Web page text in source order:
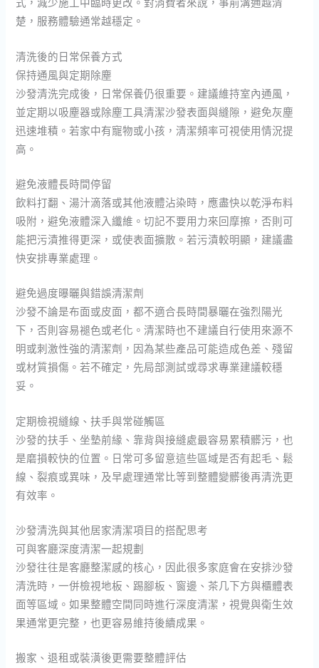
楚，服務體驗通常越穩定。
清洗後的日常保養方式
保持通風與定期除塵
沙發清洗完成後，日常保養仍很重要。建議維持室內通風，
並定期以吸塵器或除塵工具清潔沙發表面與縫隙，避免灰塵
迅速堆積。若家中有寵物或小孩，清潔頻率可視使用情況提
高。
避免液體長時間停留
飲料打翻、湯汁滴落或其他液體沾染時，應盡快以乾淨布料
吸附，避免液體深入纖維。切記不要用力來回摩擦，否則可
能把污漬推得更深，或使表面擴散。若污漬較明顯，建議盡
快安排專業處理。
避免過度曝曬與錯誤清潔劑
沙發不論是布面或皮面，都不適合長時間暴曬在強烈陽光
下，否則容易褪色或老化。清潔時也不建議自行使用來源不
明或刺激性強的清潔劑，因為某些產品可能造成色差、殘留
或材質損傷。若不確定，先局部測試或尋求專業建議較穩
妥。
定期檢視縫線、扶手與常碰觸區
沙發的扶手、坐墊前緣、靠背與接縫處最容易累積髒污，也
是磨損較快的位置。日常可多留意這些區域是否有起毛、鬆
線、裂痕或異味，及早處理通常比等到整體變髒後再清洗更
有效率。
沙發清洗與其他居家清潔項目的搭配思考
可與客廳深度清潔一起規劃
沙發往往是客廳整潔感的核心，因此很多家庭會在安排沙發
清洗時，一併檢視地板、踢腳板、窗邊、茶几下方與櫃體表
面等區域。如果整體空間同時進行深度清潔，視覺與衛生效
果通常更完整，也更容易維持後續成果。
搬家、退租或裝潢後更需要整體評估